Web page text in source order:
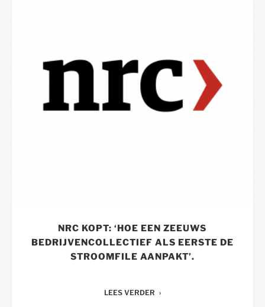
NRC KOPT: ‘HOE EEN ZEEUWS
BEDRIJVENCOLLECTIEF ALS EERSTE DE
STROOMFILE AANPAKT’.
LEES VERDER